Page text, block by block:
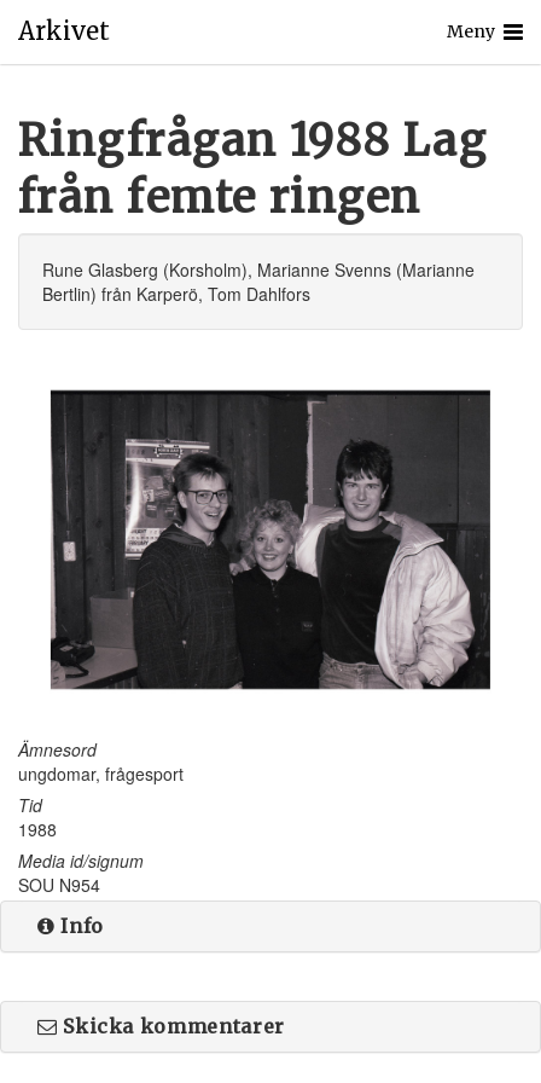
Arkivet Meny
Ringfrågan 1988 Lag
från femte ringen
Rune Glasberg (Korsholm), Marianne Svenns (Marianne
Bertlin) från Karperö, Tom Dahlfors
Ämnesord
ungdomar, frågesport
Tid
1988
Media id/signum
SOU N954
Info
Skicka kommentarer